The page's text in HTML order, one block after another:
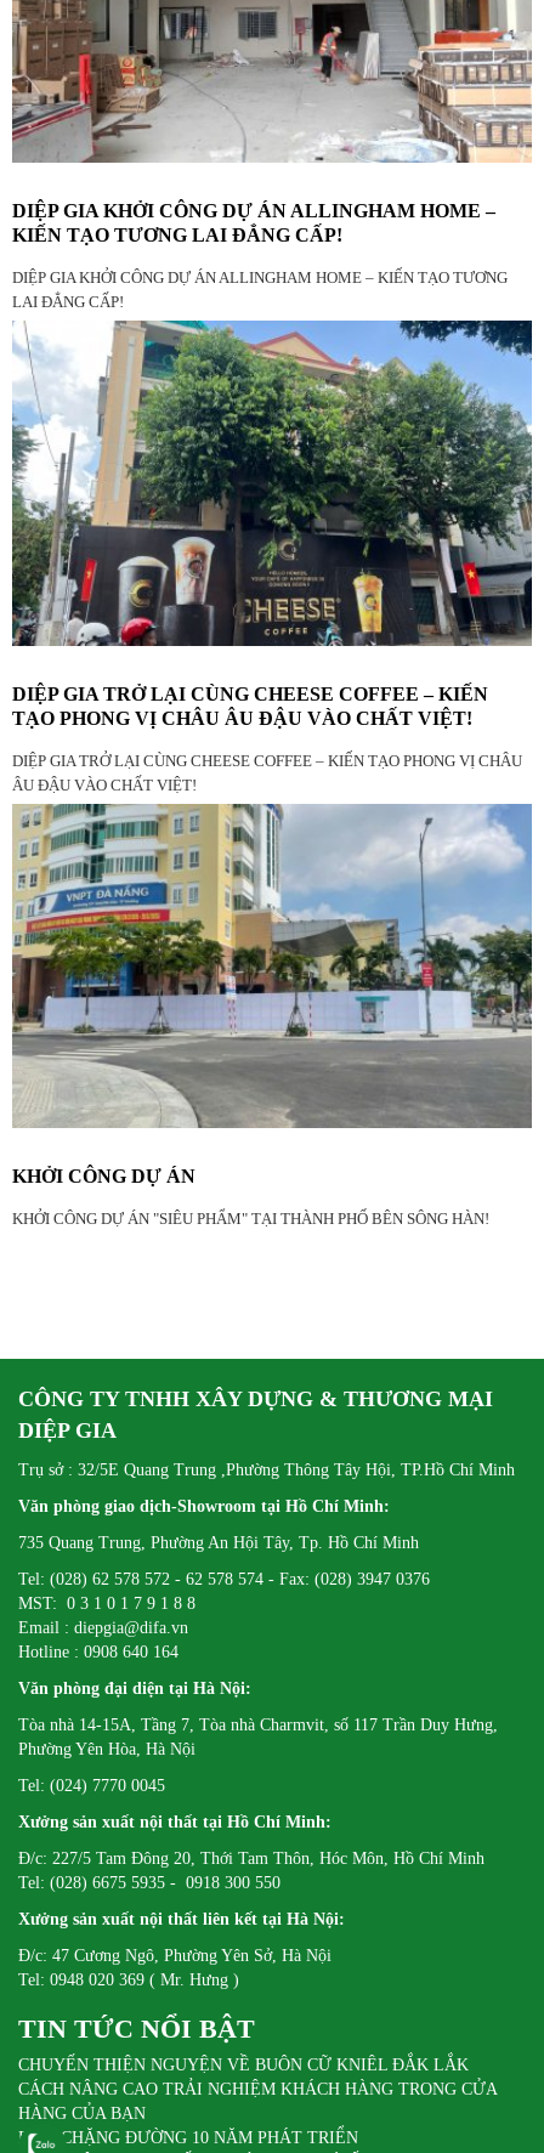
DIỆP GIA KHỞI CÔNG DỰ ÁN ALLINGHAM HOME –
KIẾN TẠO TƯƠNG LAI ĐẲNG CẤP!
DIỆP GIA KHỞI CÔNG DỰ ÁN ALLINGHAM HOME – KIẾN TẠO TƯƠNG
LAI ĐẲNG CẤP!
DIỆP GIA TRỞ LẠI CÙNG CHEESE COFFEE – KIẾN
TẠO PHONG VỊ CHÂU ÂU ĐẬU VÀO CHẤT VIỆT!
DIỆP GIA TRỞ LẠI CÙNG CHEESE COFFEE – KIẾN TẠO PHONG VỊ CHÂU
ÂU ĐẬU VÀO CHẤT VIỆT!
KHỞI CÔNG DỰ ÁN
KHỞI CÔNG DỰ ÁN "SIÊU PHẨM" TẠI THÀNH PHỐ BÊN SÔNG HÀN!
CÔNG TY TNHH XÂY DỰNG & THƯƠNG MẠI
DIỆP GIA
Trụ sở : 32/5E Quang Trung ,Phường Thông Tây Hội, TP.Hồ Chí Minh
Văn phòng giao dịch-Showroom tại Hồ Chí Minh:
735 Quang Trung, Phường An Hội Tây, Tp. Hồ Chí Minh
Tel: (028) 62 578 572 - 62 578 574 - Fax: (028) 3947 0376
MST: 0 3 1 0 1 7 9 1 8 8
Email : diepgia@difa.vn
Hotline : 0908 640 164
Văn phòng đại diện tại Hà Nội:
Tòa nhà 14-15A, Tầng 7, Tòa nhà Charmvit, số 117 Trần Duy Hưng,
Phường Yên Hòa, Hà Nội
Tel: (024) 7770 0045
Xưởng sản xuất nội thất tại Hồ Chí Minh:
Đ/c: 227/5 Tam Đông 20, Thới Tam Thôn, Hóc Môn, Hồ Chí Minh
Tel: (028) 6675 5935 - 0918 300 550
Xưởng sản xuất nội thất liên kết tại Hà Nội:
Đ/c: 47 Cương Ngô, Phường Yên Sở, Hà Nội
Tel: 0948 020 369 ( Mr. Hưng )
TIN TỨC NỔI BẬT
CHUYẾN THIỆN NGUYỆN VỀ BUÔN CỮ KNIÊL ĐẮK LẮK
CÁCH NÂNG CAO TRẢI NGHIỆM KHÁCH HÀNG TRONG CỬA
HÀNG CỦA BẠN
DIFA CHẶNG ĐƯỜNG 10 NĂM PHÁT TRIỂN